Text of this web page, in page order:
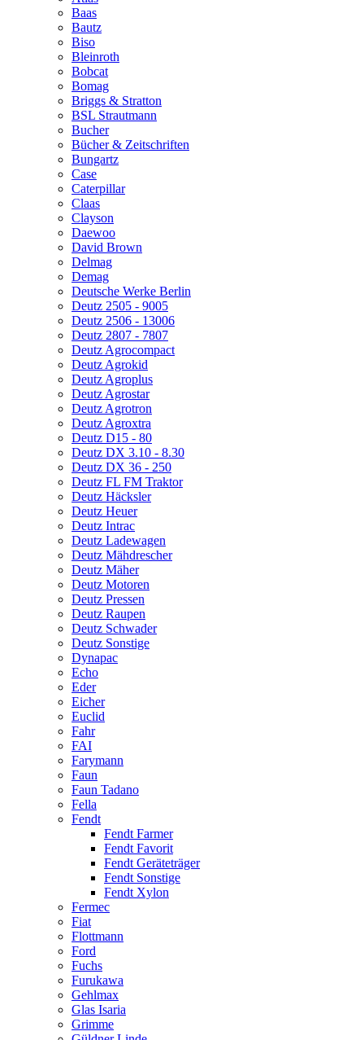
Baas
Bautz
Biso
Bleinroth
Bobcat
Bomag
Briggs & Stratton
BSL Strautmann
Bucher
Bücher & Zeitschriften
Bungartz
Case
Caterpillar
Claas
Clayson
Daewoo
David Brown
Delmag
Demag
Deutsche Werke Berlin
Deutz 2505 - 9005
Deutz 2506 - 13006
Deutz 2807 - 7807
Deutz Agrocompact
Deutz Agrokid
Deutz Agroplus
Deutz Agrostar
Deutz Agrotron
Deutz Agroxtra
Deutz D15 - 80
Deutz DX 3.10 - 8.30
Deutz DX 36 - 250
Deutz FL FM Traktor
Deutz Häcksler
Deutz Heuer
Deutz Intrac
Deutz Ladewagen
Deutz Mähdrescher
Deutz Mäher
Deutz Motoren
Deutz Pressen
Deutz Raupen
Deutz Schwader
Deutz Sonstige
Dynapac
Echo
Eder
Eicher
Euclid
Fahr
FAI
Farymann
Faun
Faun Tadano
Fella
Fendt
Fendt Farmer
Fendt Favorit
Fendt Geräteträger
Fendt Sonstige
Fendt Xylon
Fermec
Fiat
Flottmann
Ford
Fuchs
Furukawa
Gehlmax
Glas Isaria
Grimme